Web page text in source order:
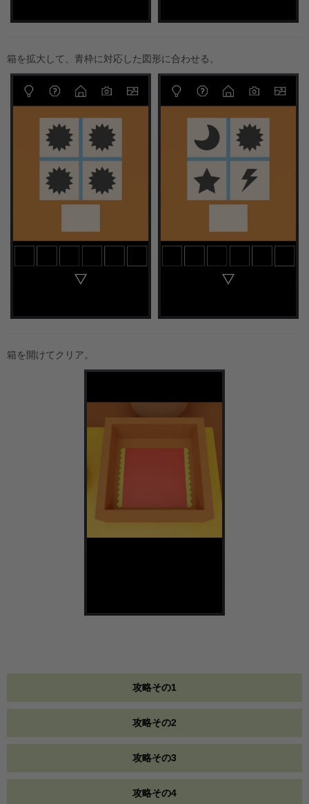
箱を拡大して、青枠に対応した図形に合わせる。
箱を開けてクリア。
攻略その1
攻略その2
攻略その3
攻略その4